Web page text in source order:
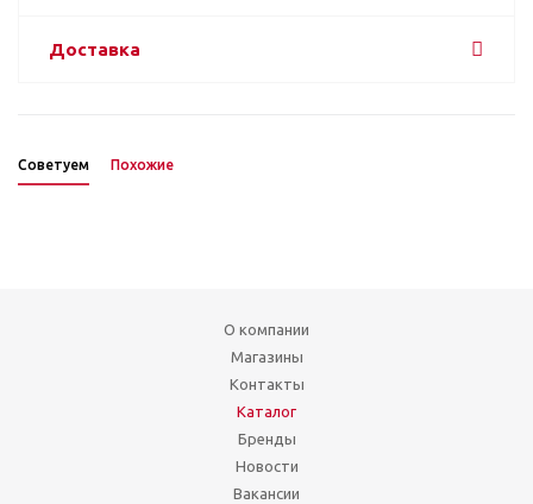
Доставка
Советуем Похожие
О компании
Магазины
Контакты
Каталог
Бренды
Новости
Вакансии